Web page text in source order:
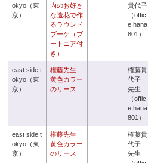
okyo（東
京）
内のお好き
な造花で作
るラウンド
ブーケ（ブ
ートニア付
き）
貴代子
（offic
e hana
801）
east side t
okyo（東
京）
権藤先生
黄色カラー
のリース
権藤貴
代子
先生
（offic
e hana
801）
east side t
okyo（東
京）
権藤先生
黄色カラー
のリース
権藤貴
代子
先生